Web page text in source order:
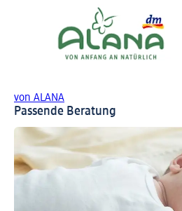
von ALANA
Passende Beratung